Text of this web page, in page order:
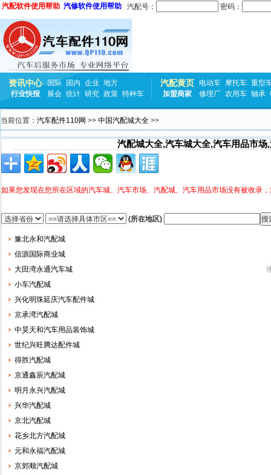
汽配软件使用帮助 汽修软件使用帮助 汽配号： 密码：
资讯中心 国际 国内 企业 地方
行业快报
展会 统计 研究 政策 特种车
汽配黄页 电动车 摩托车 重型
加盟商家
修理厂 农用车 轴承
当前位置： 汽车配件110网 >> 中国汽配城大全 >>
汽配城大全,汽车城大全,汽车用品市场
如果您发现在您所在区域的汽车城、汽车市场、汽配城、汽车用品市场没有被收录
(所在地区)
豫北永和汽配城
信源国际商业城
大田湾永通汽车城
小车汽配城
兴化明珠延庆汽车配件城
京承湾汽配城
中昊天和汽车用品装饰城
世纪兴旺腾达配件城
得胜汽配城
京通鑫辰汽配城
明月永兴汽配城
兴华汽配城
京北汽配城
花乡北方汽配城
元和永福汽配城
京郊顺汽配城